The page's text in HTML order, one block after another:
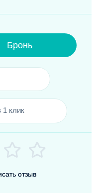
Бронь
1 клик
отзыв